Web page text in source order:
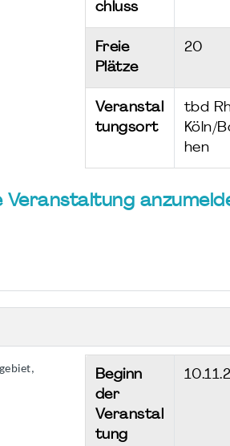
chluss
Freie
Plätze
20
Veranstal
tungsort
tbd
Köln/
hen
Veranstaltung
Beginn
der
Veranstal
tung